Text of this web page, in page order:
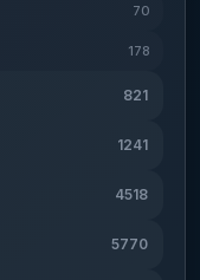
70
178
821
1241
4518
5770